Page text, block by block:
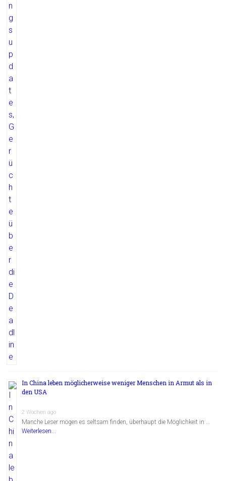
In China leben möglicherweise weniger Menschen in Armut als in
den USA
2 Wochen ago
Manche Leser mögen es seltsam finden, überhaupt die Möglichkeit in …
Weiterlesen...